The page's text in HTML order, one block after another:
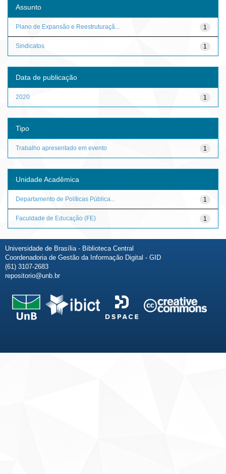
Assunto
1
Plano de Expansão e Reestruturaçã...
1
Sindicatos
Data de publicação
1
2020
Tipo
1
Trabalho apresentado em evento
Unidade Acadêmica
1
Departamento de Políticas Pública...
1
Faculdade de Educação (FE)
Universidade de Brasília - Biblioteca Central
Coordenadoria de Gestão da Informação Digital - GID
(61) 3107-2683
repositorio@unb.br